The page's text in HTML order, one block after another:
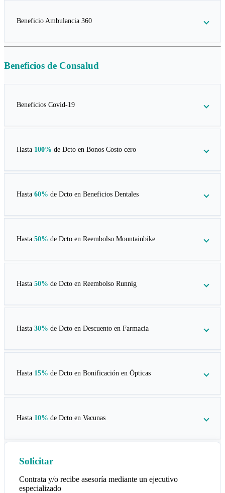
Beneficio Ambulancia 360
Beneficios de Consalud
Beneficios Covid-19
Hasta 100% de Dcto en Bonos Costo cero
Hasta 60% de Dcto en Beneficios Dentales
Hasta 50% de Dcto en Reembolso Mountainbike
Hasta 50% de Dcto en Reembolso Runnig
Hasta 30% de Dcto en Descuento en Farmacia
Hasta 15% de Dcto en Bonificación en Ópticas
Hasta 10% de Dcto en Vacunas
Solicitar
Contrata y/o recibe asesoría mediante un ejecutivo
especializado